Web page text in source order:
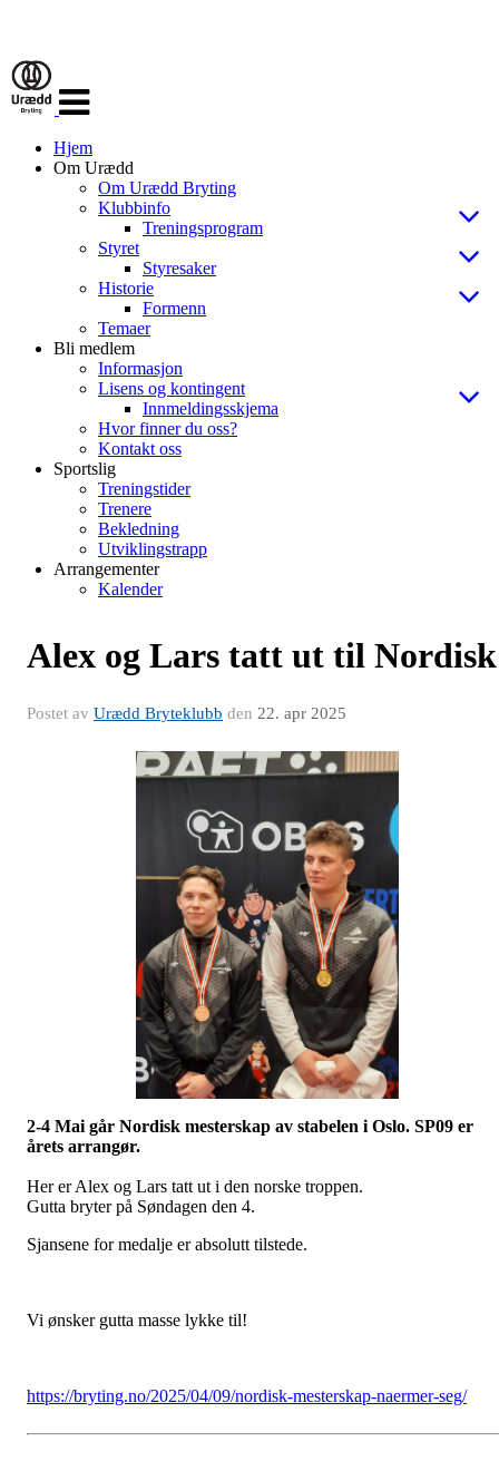
navigasjon
Hjem
Om Urædd
Om Urædd Bryting
Klubbinfo
Treningsprogram
Styret
Styresaker
Historie
Formenn
Temaer
Bli medlem
Informasjon
Lisens og kontingent
Innmeldingsskjema
Hvor finner du oss?
Kontakt oss
Sportslig
Treningstider
Trenere
Bekledning
Utviklingstrapp
Arrangementer
Kalender
Alex og Lars tatt ut til Nordisk
Postet av Urædd Bryteklubb den 22. apr 2025
2-4 Mai går Nordisk mesterskap av stabelen i Oslo. SP09 er
årets arrangør.
Her er Alex og Lars tatt ut i den norske troppen.
Gutta bryter på Søndagen den 4.
Sjansene for medalje er absolutt tilstede.
Vi ønsker gutta masse lykke til!
https://bryting.no/2025/04/09/nordisk-mesterskap-naermer-seg/